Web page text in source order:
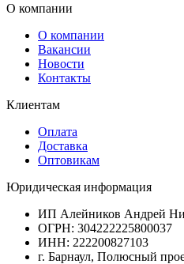
О компании
О компании
Вакансии
Новости
Контакты
Клиентам
Оплата
Доставка
Оптовикам
Юридическая информация
ИП Алейников Андрей
ОГРН: 304222225800037
ИНН: 222200827103
г. Барнаул, Полюсный